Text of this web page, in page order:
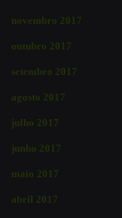
novembro 2017
outubro 2017
setembro 2017
agosto 2017
julho 2017
junho 2017
maio 2017
abril 2017